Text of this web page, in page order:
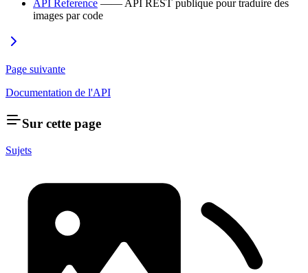
API Reference —— API REST publique pour traduire des
images par code
Page suivante
Documentation de l'API
Sur cette page
Sujets